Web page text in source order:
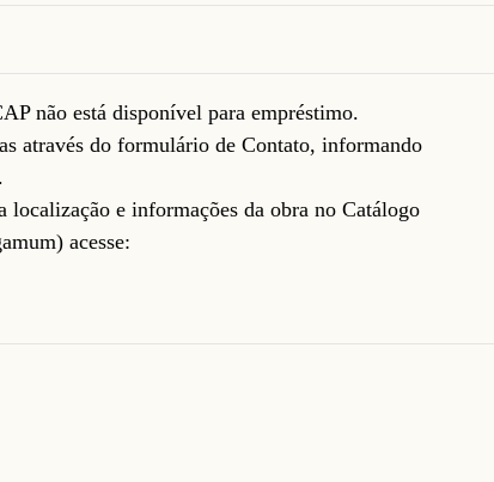
não está disponível para empréstimo.
através do formulário deContato, informando
localização e informações da obra no Catálogo
acesse: